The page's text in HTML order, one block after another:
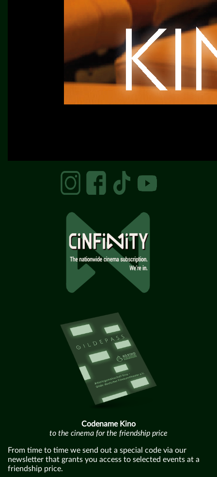
Codename Kino
to the cinema for the friendship price
From time to time we send out a special code via our
newsletter that grants you access to selected events at a
friendship price.